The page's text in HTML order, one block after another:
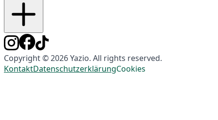
Copyright © 2026 Yazio. All rights reserved.
KontaktDatenschutzerklärungCookies